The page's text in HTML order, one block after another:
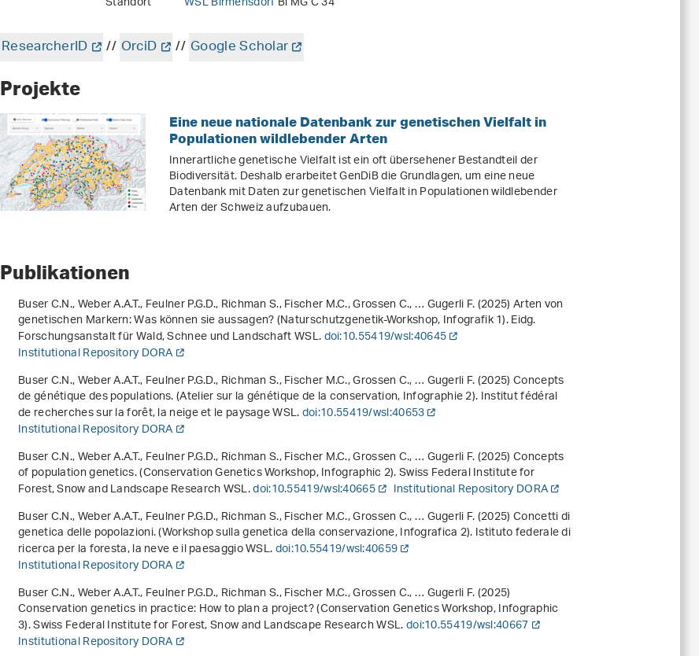
ResearcherID //OrciD //Google Scholar
Projekte
Eine neue nationale Datenbank zur genetischen Vielfalt in
Populationen wildlebender Arten
Innerartliche genetische Vielfalt ist ein oft übersehener Bestandteil der
Biodiversität. Deshalb erarbeitet GenDiB die Grundlagen, um eine neue
Datenbank mit Daten zur genetischen Vielfalt in Populationen wildlebender
Arten der Schweiz aufzubauen.
Publikationen
Buser C.N., Weber A.A.T., Feulner P.G.D., Richman S., Fischer M.C., Grossen C., … Gugerli F. (2025)Arten von
genetischen Markern: Was können sie aussagen?(Naturschutzgenetik-Workshop, Infografik 1). Eidg.
Forschungsanstalt für Wald, Schnee und Landschaft WSL.doi:10.55419/wsl:40645
Institutional Repository DORA
Buser C.N., Weber A.A.T., Feulner P.G.D., Richman S., Fischer M.C., Grossen C., … Gugerli F. (2025)Concepts
de génétique des populations. (Atelier sur la génétique de la conservation, Infographie 2). Institut fédéral
de recherches sur la forêt, la neige et le paysage WSL.doi:10.55419/wsl:40653
Institutional Repository DORA
Buser C.N., Weber A.A.T., Feulner P.G.D., Richman S., Fischer M.C., Grossen C., … Gugerli F. (2025)Concepts
of population genetics. (Conservation Genetics Workshop, Infographic 2). Swiss Federal Institute for
Forest, Snow and Landscape Research WSL.doi:10.55419/wsl:40665
Institutional Repository DORA
Buser C.N., Weber A.A.T., Feulner P.G.D., Richman S., Fischer M.C., Grossen C., … Gugerli F. (2025)Concetti di
genetica delle popolazioni. (Workshop sulla genetica della conservazione, Infografica 2). Istituto federale di
ricerca per la foresta, la neve e il paesaggio WSL.doi:10.55419/wsl:40659
Institutional Repository DORA
Buser C.N., Weber A.A.T., Feulner P.G.D., Richman S., Fischer M.C., Grossen C., … Gugerli F. (2025)
Conservation genetics in practice: How to plan a project?(Conservation Genetics Workshop, Infographic
3). Swiss Federal Institute for Forest, Snow and Landscape Research WSL.doi:10.55419/wsl:40667
Institutional Repository DORA